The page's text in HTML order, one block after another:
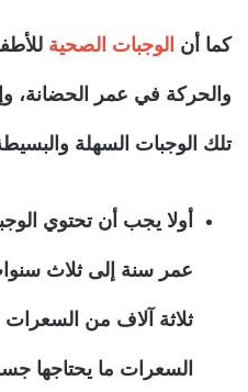
كما أن الوجبات الصحية
والحركة في عمر الحضانة،
تلك الوجبات السهلة
أولا يجب أن تحتوي
عمر سنة إلى ثلاث
ثلاثة آلاف من السعرات
السعرات ما يحتاجها